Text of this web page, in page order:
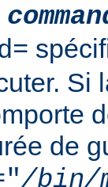
Si
de
/bin/